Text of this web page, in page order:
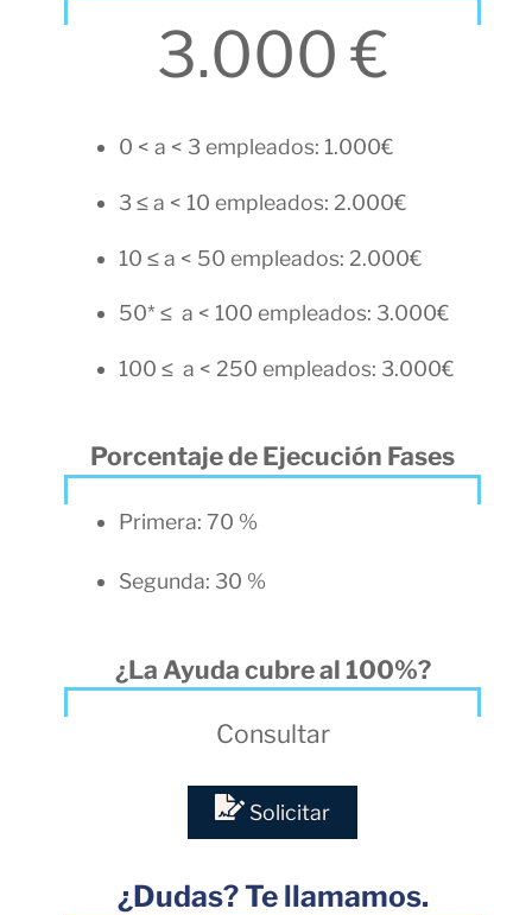
3.000 €
0 < a < 3 empleados: 1.000€
3 ≤ a < 10 empleados: 2.000€
10 ≤ a < 50 empleados: 2.000€
50* ≤ a < 100 empleados: 3.000€
100 ≤ a < 250 empleados: 3.000€
Porcentaje de Ejecución Fases
Primera: 70 %
Segunda: 30 %
¿La Ayuda cubre al 100%?
Consultar
Solicitar
¿Dudas? Te llamamos.